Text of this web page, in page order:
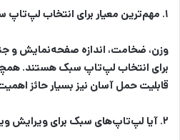
۱. مهم‌ترین معیار برای انتخاب لپ‌تاپ سبک چیست؟
وزن، ضخامت، اندازه صفحه‌نمایش و
برای انتخاب لپ‌تاپ سبک هستند.
قابلیت حمل آسان نیز بسیار حائز
۲. آیا لپ‌تاپ‌های سبک برای ویرایش ویدئو مناسب هستند؟